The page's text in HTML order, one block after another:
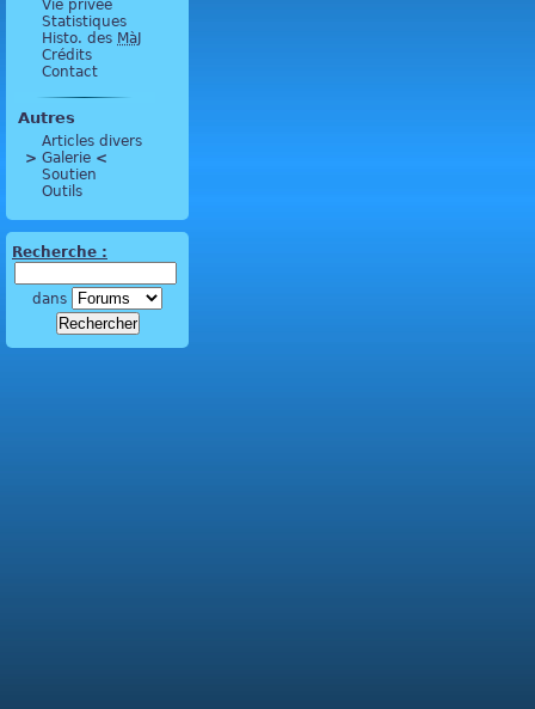
Vie privée
Statistiques
Histo. des MàJ
Crédits
Contact
Autres
Articles divers
> Galerie <
Soutien
Outils
Recherche :
dans